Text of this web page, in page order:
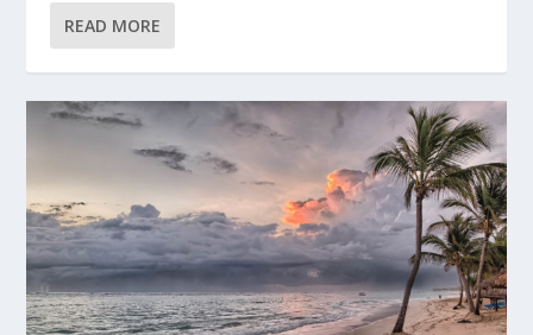
READ MORE